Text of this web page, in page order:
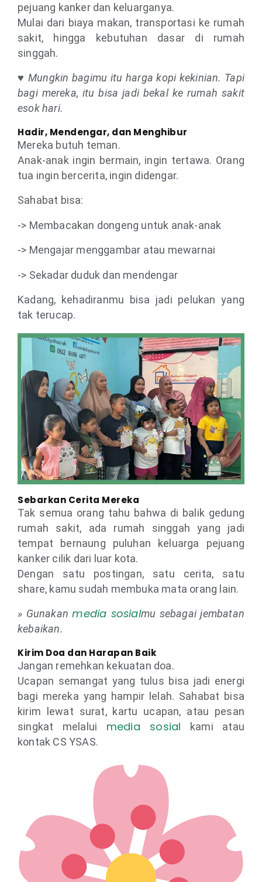
pejuang kanker dan keluarganya.
Mulai dari biaya makan, transportasi ke rumah
sakit, hingga kebutuhan dasar di rumah
singgah.
♥ Mungkin bagimu itu harga kopi kekinian. Tapi
bagi mereka, itu bisa jadi bekal ke rumah sakit
esok hari.
Hadir, Mendengar, dan Menghibur
Mereka butuh teman.
Anak-anak ingin bermain, ingin tertawa. Orang
tua ingin bercerita, ingin didengar.
Sahabat bisa:
-> Membacakan dongeng untuk anak-anak
-> Mengajar menggambar atau mewarnai
-> Sekadar duduk dan mendengar
Kadang, kehadiranmu bisa jadi pelukan yang
tak terucap.
Sebarkan Cerita Mereka
Tak semua orang tahu bahwa di balik gedung
rumah sakit, ada rumah singgah yang jadi
tempat bernaung puluhan keluarga pejuang
kanker cilik dari luar kota.
Dengan satu postingan, satu cerita, satu
share, kamu sudah membuka mata orang lain.
» Gunakanmedia sosialmu sebagai jembatan
kebaikan.
Kirim Doa dan Harapan Baik
Jangan remehkan kekuatan doa.
Ucapan semangat yang tulus bisa jadi energi
bagi mereka yang hampir lelah. Sahabat bisa
kirim lewat surat, kartu ucapan, atau pesan
singkat melalui media sosial kami atau
kontak CS YSAS.